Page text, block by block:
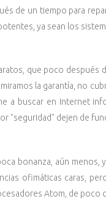
de un tiempo para
ya sean los
que poco después
la garantía, no
a buscar en Internet
"seguridad" dejen de
bonanza, aún
ofimáticas caras,
Atom, de